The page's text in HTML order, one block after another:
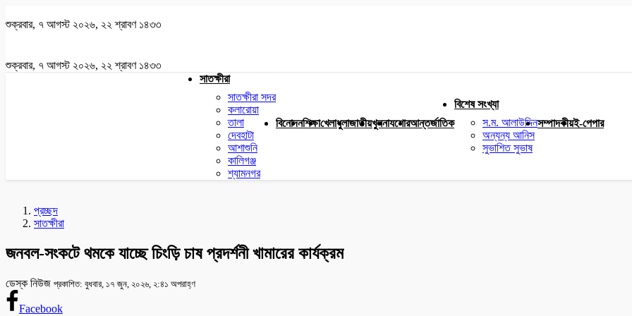
শুক্রবার, ৭ আগস্ট ২০২৬, ২২ শ্রাবণ ১৪৩৩
শুক্রবার, ৭ আগস্ট ২০২৬, ২২ শ্রাবণ ১৪৩৩
সাতক্ষীরা
সাতক্ষীরা সদর
কলারোয়া
তালা
দেবহাটা
আশাশুনি
কালিগঞ্জ
শ্যামনগর
বিনোদনশিক্ষাখেলাধুলাজাতীয়খুলনাযশোরআন্তর্জাতিক
বিশেষ সংখ্যা
স.ম. আলাউদ্দিন
অন্যন্য আনিস
সুভাশিত সুভাষ
সম্পাদকীয়ই-পেপার
প্রচ্ছদ
সাতক্ষীরা
জনবল-সংকটে থমকে যাচ্ছে চিংড়ি চাষ প্রদর্শনী খামারের কার্যক্রম
ডেস্ক নিউজ প্রকাশিত: বুধবার, ১৭ জুন, ২০২৬, ২:৪১ অপরাহ্ণ
Facebook